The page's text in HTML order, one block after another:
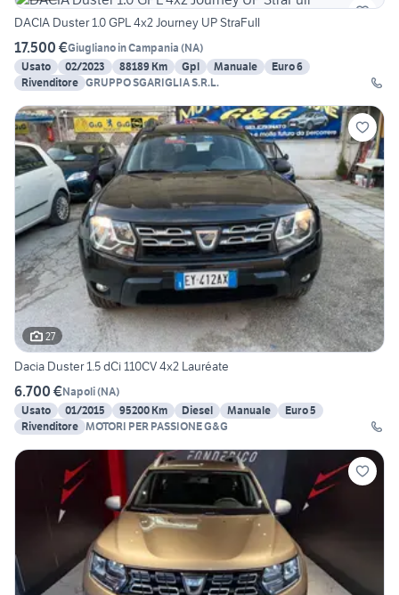
DACIA Duster 1.0 GPL 4x2 Journey UP StraFull
17.500 €Giugliano in Campania (NA)
Usato
02/2023 88189 Km Gpl Manuale
Euro 6
Rivenditore GRUPPO SGARIGLIA S.R.L.
27
Dacia Duster 1.5 dCi 110CV 4x2 Lauréate
6.700 €Napoli(NA)
Usato
01/2015 95200 Km Diesel Manuale
Euro 5
Rivenditore MOTORI PER PASSIONE G&G